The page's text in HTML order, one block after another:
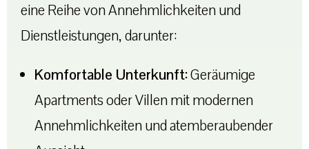
eine Reihe von Annehmlichkeiten und
Dienstleistungen, darunter:
Komfortable Unterkunft:Geräumige
Apartments oder Villen mit modernen
Annehmlichkeiten und atemberaubender